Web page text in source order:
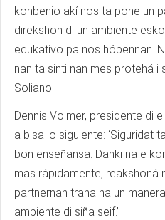
konbenio akí nos ta pone un
direkshon di un ambiente
edukativo pa nos hóbennan.
nan ta sinti nan mes protehá i
Soliano.
Dennis Volmer, presidente di
a bisa lo siguiente: ‘Siguridat
bon enseñansa. Danki na e
mas rápidamente, reakshoná
partnernan traha na un
ambiente di siña seif.’